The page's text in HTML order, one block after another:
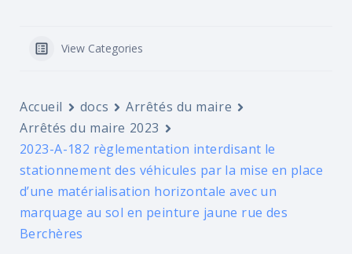
View Categories
Accueil docs
Arrêtés du maire
Arrêtés du maire 2023
2023-A-182 règlementation interdisant le
stationnement des véhicules par la mise en place
d’une matérialisation horizontale avec un
marquage au sol en peinture jaune rue des
Berchères